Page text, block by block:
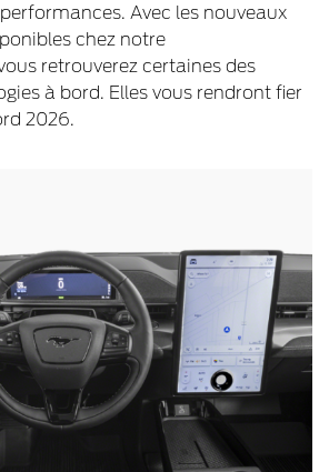
Avec les nouveaux
chez notre
retrouverez certaines des
à bord. Elles vous rendront fier
2026.